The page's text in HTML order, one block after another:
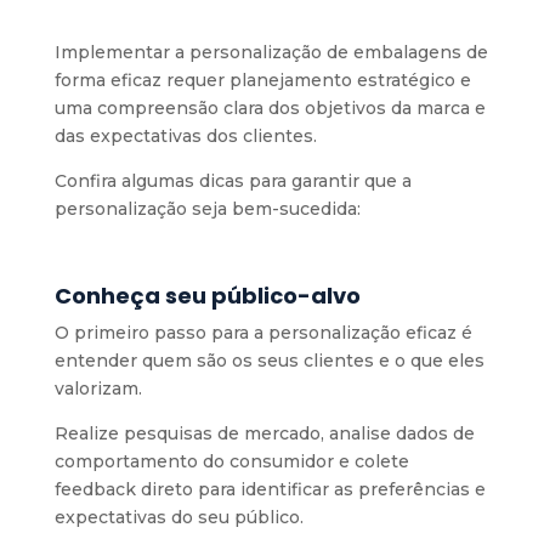
Implementar a personalização de embalagens de
forma eficaz requer planejamento estratégico e
uma compreensão clara dos objetivos da marca e
das expectativas dos clientes.
Confira algumas dicas para garantir que a
personalização seja bem-sucedida:
Conheça seu público-alvo
O primeiro passo para a personalização eficaz é
entender quem são os seus clientes e o que eles
valorizam.
Realize pesquisas de mercado, analise dados de
comportamento do consumidor e colete
feedback direto para identificar as preferências e
expectativas do seu público.